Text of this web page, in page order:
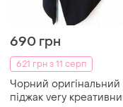
Чорний оригінальний
піджак very креативний
каскад кофта кофточка
базовий жакет
M і ще 1